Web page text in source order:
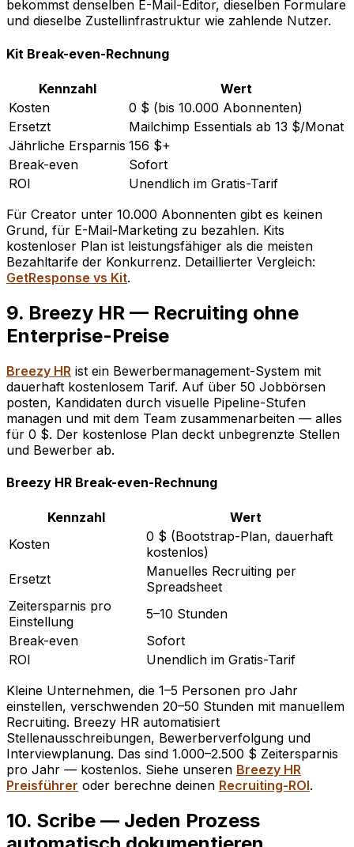
bekommst denselben E-Mail-Editor, dieselben Formulare
und dieselbe Zustellinfrastruktur wie zahlende Nutzer.
Kit Break-even-Rechnung
Kennzahl
Wert
Kosten
0 $ (bis 10.000 Abonnenten)
Ersetzt
Mailchimp Essentials ab 13 $/Monat
Jährliche Ersparnis 156 $+
Break-even
Sofort
ROI
Unendlich im Gratis-Tarif
Für Creator unter 10.000 Abonnenten gibt es keinen
Grund, für E-Mail-Marketing zu bezahlen. Kits
kostenloser Plan ist leistungsfähiger als die meisten
Bezahltarife der Konkurrenz. Detaillierter Vergleich:
GetResponse vs Kit.
9. Breezy HR — Recruiting ohne
Enterprise-Preise
Breezy HR ist ein Bewerbermanagement-System mit
dauerhaft kostenlosem Tarif. Auf über 50 Jobbörsen
posten, Kandidaten durch visuelle Pipeline-Stufen
managen und mit dem Team zusammenarbeiten — alles
für 0 $. Der kostenlose Plan deckt unbegrenzte Stellen
und Bewerber ab.
Breezy HR Break-even-Rechnung
Kennzahl
Wert
Kosten
0 $ (Bootstrap-Plan, dauerhaft
kostenlos)
Ersetzt
Manuelles Recruiting per
Spreadsheet
Zeitersparnis pro
Einstellung
5–10 Stunden
Break-even
Sofort
ROI
Unendlich im Gratis-Tarif
Kleine Unternehmen, die 1–5 Personen pro Jahr
einstellen, verschwenden 20–50 Stunden mit manuellem
Recruiting. Breezy HR automatisiert
Stellenausschreibungen, Bewerberverfolgung und
Interviewplanung. Das sind 1.000–2.500 $ Zeitersparnis
pro Jahr — kostenlos. Siehe unseren Breezy HR
Preisführer oder berechne deinen Recruiting-ROI.
10. Scribe — Jeden Prozess